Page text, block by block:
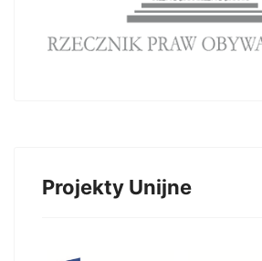
Projekty Unijne